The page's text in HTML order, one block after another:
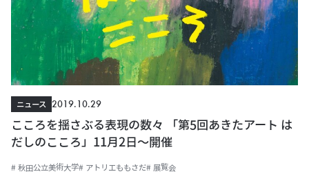
ニュース
2019.10.29
こころを揺さぶる表現の数々 「第5回あきたアート は
だしのこころ」11月2日～開催
# 秋田公立美術大学# アトリエももさだ# 展覧会